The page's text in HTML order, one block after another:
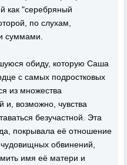
как "серебряный
по слухам,
суммами.
обиду, которую Саша
с самых подростковых
из множества
и, возможно, чувства
безучастной. Эта
покрывала её отношение
обвинений,
имя её матери и